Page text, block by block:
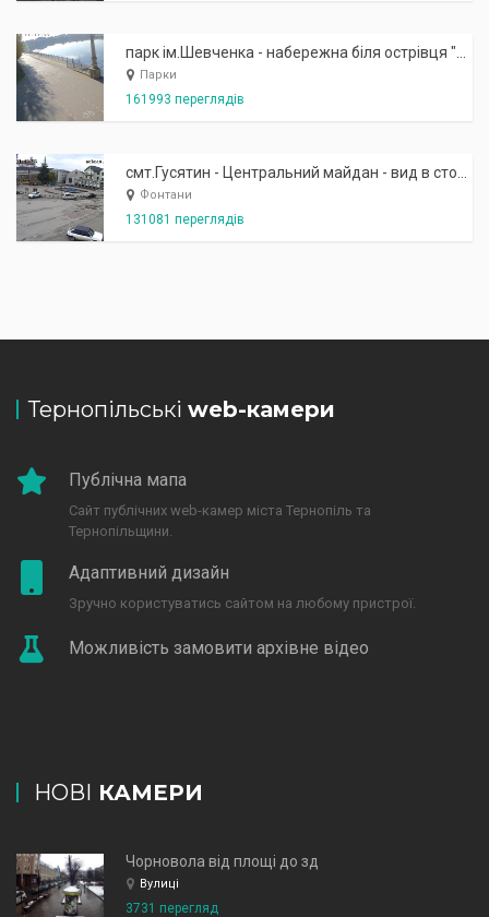
Парки
161993 переглядів
Фонтани
131081 переглядів
Тернопільські web-камери
Публічна мапа
Сайт публічних web-камер міста Тернопіль та
Тернопільщини.
Адаптивний дизайн
Зручно користуватись сайтом на любому пристрої.
Можливість замовити архівне відео
НОВІ КАМЕРИ
Чорновола від площі до зд
Вулиці
3731 перегляд